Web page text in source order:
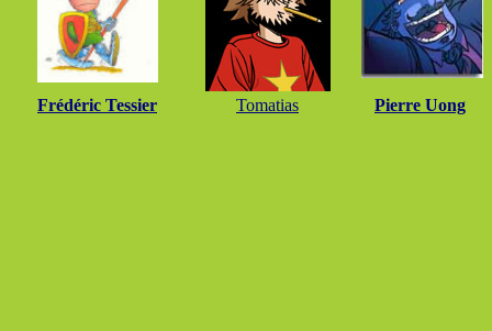
Frédéric Tessier Tomatias Pierre Uong